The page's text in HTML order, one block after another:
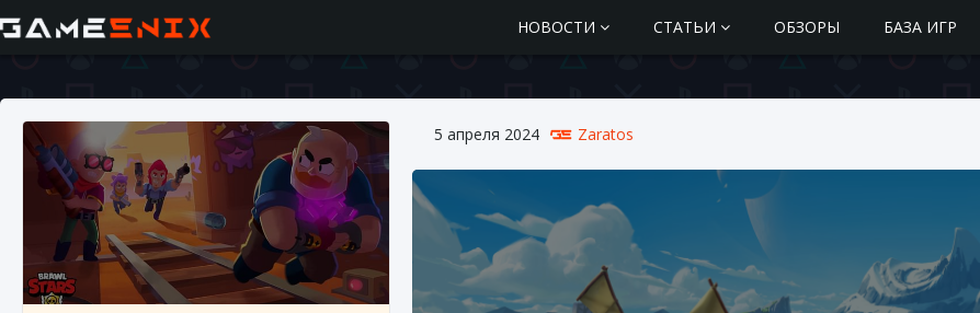
НОВОСТИ СТАТЬИ ОБЗОРЫ БАЗА ИГР
5 апреля 2024 Zaratos